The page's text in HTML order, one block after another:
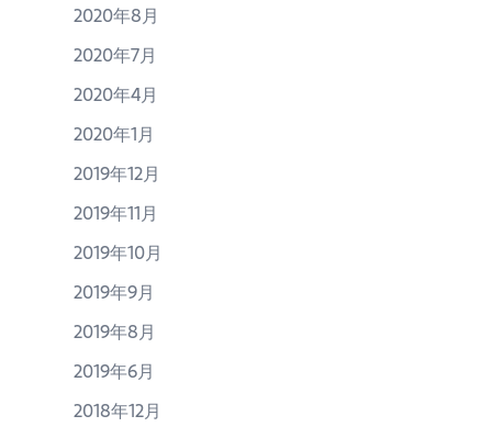
2020年8月
2020年7月
2020年4月
2020年1月
2019年12月
2019年11月
2019年10月
2019年9月
2019年8月
2019年6月
2018年12月